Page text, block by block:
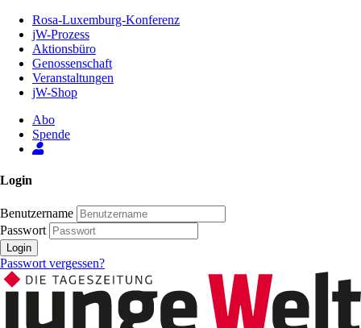
Inhalt
Seite
Rosa-Luxemburg-Konferenz
jW-Prozess
Aktionsbüro
Genossenschaft
Veranstaltungen
jW-Shop
Abo
Spende
Login
Benutzername
Passwort
Login
Passwort vergessen?